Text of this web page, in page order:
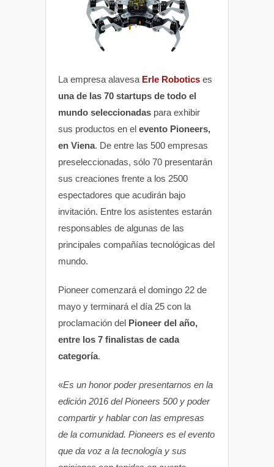
La empresa alavesa Erle Robotics es
una de las 70 startups de todo el
mundo seleccionadas para exhibir
sus productos en el evento Pioneers,
en Viena. De entre las 500 empresas
preseleccionadas, sólo 70 presentarán
sus creaciones frente a los 2500
espectadores que acudirán bajo
invitación. Entre los asistentes estarán
responsables de algunas de las
principales compañías tecnológicas del
mundo.
Pioneer comenzará el domingo 22 de
mayo y terminará el día 25 con la
proclamación del Pioneer del año,
entre los 7 finalistas de cada
categoría.
«Es un honor poder presentarnos en la
edición 2016 del Pioneers 500 y poder
compartir y hablar con las empresas
de la comunidad. Pioneers es el evento
que da voz a la tecnología y sus